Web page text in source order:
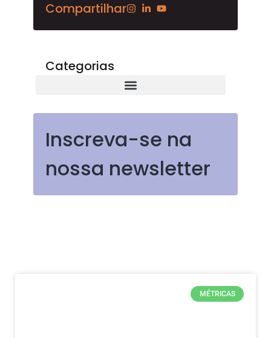
Compartilhar
Categorias
Inscreva-se na
nossa newsletter
MÉTRICAS